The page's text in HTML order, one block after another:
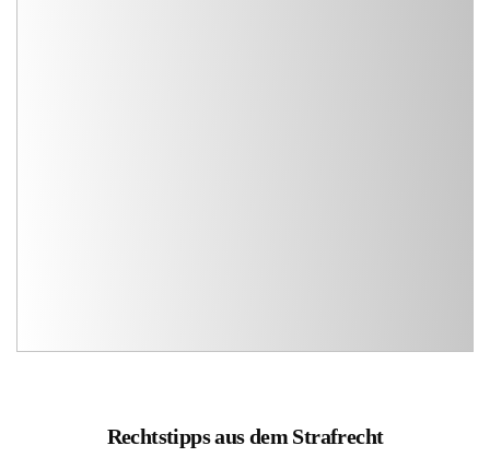
Rechtstipps aus dem Strafrecht